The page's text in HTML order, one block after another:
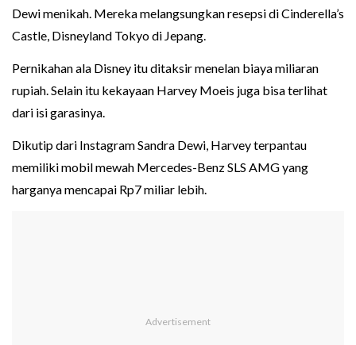
Dewi menikah. Mereka melangsungkan resepsi di Cinderella’s
Castle, Disneyland Tokyo di Jepang.
Pernikahan ala Disney itu ditaksir menelan biaya miliaran
rupiah. Selain itu kekayaan Harvey Moeis juga bisa terlihat
dari isi garasinya.
Dikutip dari Instagram Sandra Dewi, Harvey terpantau
memiliki mobil mewah Mercedes-Benz SLS AMG yang
harganya mencapai Rp7 miliar lebih.